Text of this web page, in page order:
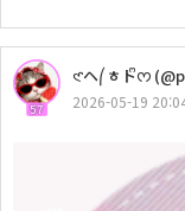
57
𑣲ヘ⎛ㅎトᩚᰔ
2026-05-19